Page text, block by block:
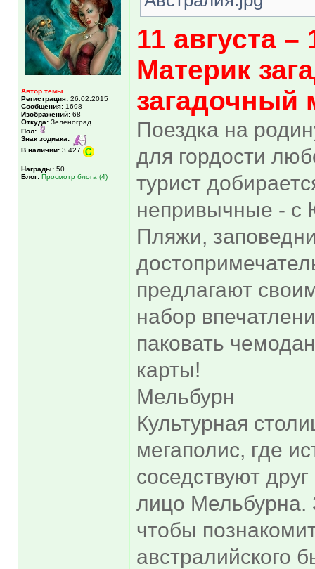
Автор темы
Регистрация: 26.02.2015
Сообщения: 1698
Изображений: 68
Откуда: Зеленоград
Пол:
Знак зодиака:
В наличии: 3,427
Награды: 50
Блог: Просмотр блога (4)
11 августа
Материк
загадочный
Поездка на
для гордости
турист
непривычные -
Пляжи,
предлагают
набор
паковать
карты!
Мельбурн
Культурная
мегаполис, где
соседствуют
лицо Мельбурна.
чтобы
австралийского